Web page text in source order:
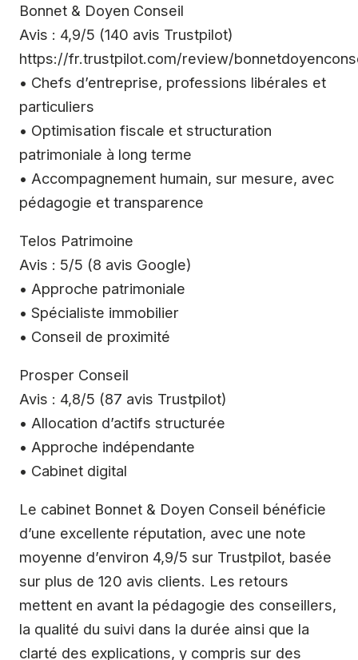
Bonnet & Doyen Conseil
Avis : 4,9/5 (140 avis Trustpilot)
https://fr.trustpilot.com/review/
• Chefs d’entreprise, professions libérales et
particuliers
• Optimisation fiscale et structuration
patrimoniale à long terme
• Accompagnement humain, sur mesure, avec
pédagogie et transparence
Telos Patrimoine
Avis : 5/5 (8 avis Google)
• Approche patrimoniale
• Spécialiste immobilier
• Conseil de proximité
Prosper Conseil
Avis : 4,8/5 (87 avis Trustpilot)
• Allocation d’actifs structurée
• Approche indépendante
• Cabinet digital
Le cabinet Bonnet & Doyen Conseil bénéficie
d’une excellente réputation, avec une note
moyenne d’environ 4,9/5 sur Trustpilot, basée
sur plus de 120 avis clients. Les retours
mettent en avant la pédagogie des conseillers,
la qualité du suivi dans la durée ainsi que la
clarté des explications, y compris sur des